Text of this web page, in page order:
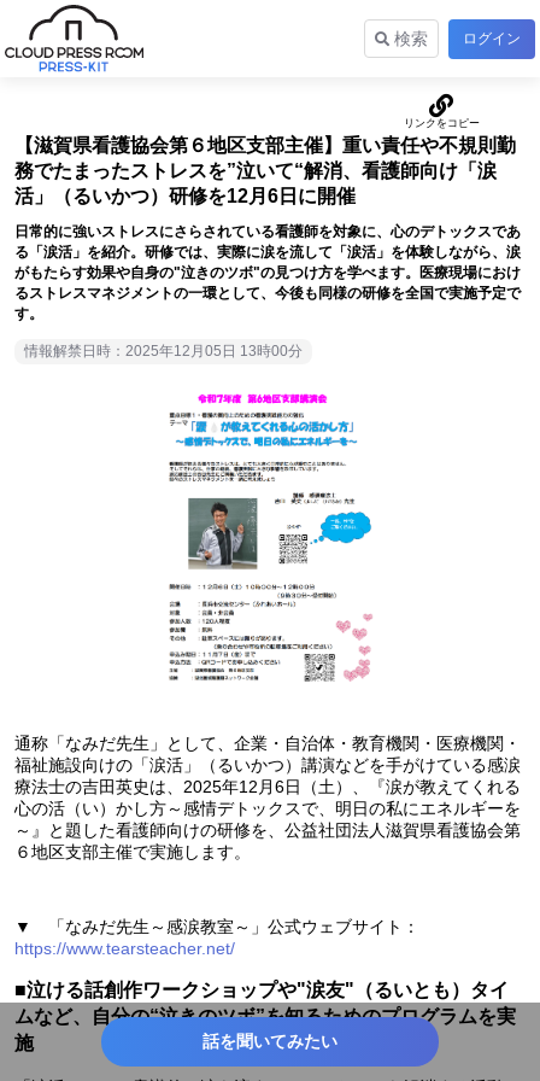
検索 ログイン
【滋賀県看護協会第６地区支部主催】重い責任や不規則勤
務でたまったストレスを”泣いて“解消、看護師向け「涙
活」（るいかつ）研修を12月6日に開催
日常的に強いストレスにさらされている看護師を対象に、心のデトックスであ
る「涙活」を紹介。研修では、実際に涙を流して「涙活」を体験しながら、涙
がもたらす効果や自身の"泣きのツボ"の見つけ方を学べます。医療現場におけ
るストレスマネジメントの一環として、今後も同様の研修を全国で実施予定で
す。
情報解禁日時：2025年12月05日 13時00分
通称「なみだ先生」として、企業・自治体・教育機関・医療機関・
福祉施設向けの「涙活」（るいかつ）講演などを手がけている感涙
療法士の吉田英史は、2025年12月6日（土）、『涙が教えてくれる
心の活（い）かし方～感情デトックスで、明日の私にエネルギーを
～』と題した看護師向けの研修を、公益社団法人滋賀県看護協会第
６地区支部主催で実施します。
▼ 「なみだ先生～感涙教室～」公式ウェブサイト：
https://www.tearsteacher.net/
■泣ける話創作ワークショップや"涙友"（るいとも）タイ
ムなど、自分の“泣きのツボ”を知るためのプログラムを実
施
話を聞いてみたい